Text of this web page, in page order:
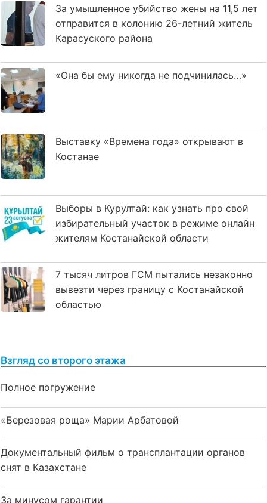
За умышленное убийство жены на 11,5 лет
отправится в колонию 26-летний житель
Карасуского района
«Она бы ему никогда не подчинилась…»
Выставку «Времена года» открывают в
Костанае
Выборы в Курултай: как узнать про свой
избирательный участок в режиме онлайн
жителям Костанайской области
7 тысяч литров ГСМ пытались незаконно
вывезти через границу с Костанайской
областью
Взгляд со второго этажа
Полное погружение
«Березовая роща» Марии Арбатовой
Документальный фильм о трансплантации органов
снят в Казахстане
За минусом гарантии